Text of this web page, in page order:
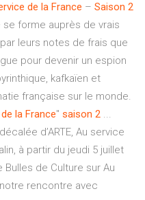
de la France – Saison 2
se forme auprès de vrais
leurs notes de frais que
pour devenir un espion
kafkaïen et
française sur le monde.
de la France" saison 2 ...
d’ARTE, Au service
à partir du jeudi 5 juillet
Bulles de Culture sur Au
rencontre avec